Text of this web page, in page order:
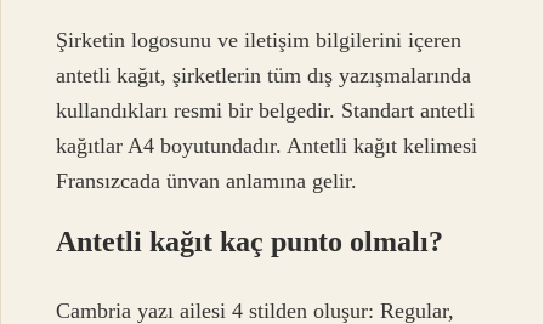
Şirketin logosunu ve iletişim bilgilerini içeren
antetli kağıt, şirketlerin tüm dış yazışmalarında
kullandıkları resmi bir belgedir. Standart antetli
kağıtlar A4 boyutundadır. Antetli kağıt kelimesi
Fransızcada ünvan anlamına gelir.
Antetli kağıt kaç punto olmalı?
Cambria yazı ailesi 4 stilden oluşur: Regular,